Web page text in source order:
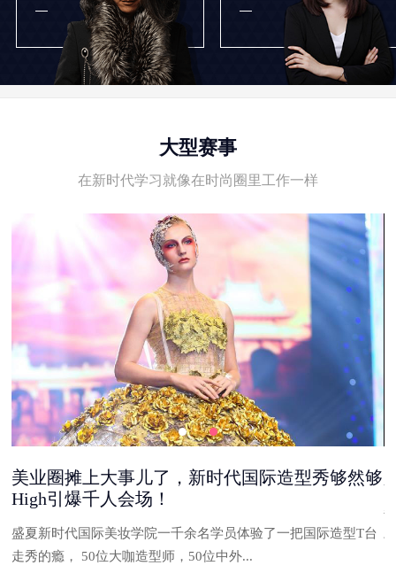
大型赛事
在新时代学习就像在时尚圈里工作一样
美业圈摊上大事儿了，新时代国际造型秀够然够
High引爆千人会场！
盛夏新时代国际美妆学院一千余名学员体验了一把国际造型T台
走秀的瘾， 50位大咖造型师，50位中外...